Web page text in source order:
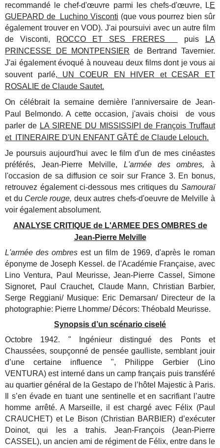
recommandé le chef-d'œuvre parmi les chefs-d'œuvre, LE
GUEPARD de Luchino Visconti (que vous pourrez bien sûr
également trouver en VOD). J'ai poursuivi avec un autre film
de Visconti,
ROCCO ET SES FRERES puis
LA
PRINCESSE DE MONTPENSIER de Bertrand Tavernier.
J'ai également évoqué à nouveau deux films dont je vous ai
souvent parlé, UN COEUR EN HIVER et CESAR ET
ROSALIE de Claude Sautet.
On célébrait la semaine dernière
l'anniversaire de Jean-
Paul Belmondo. A cette occasion, j'avais choisi de vous
parler de LA SIRENE DU MISSISSIPI de François Truffaut
et ITINERAIRE D'UN ENFANT GÂTÉ de Claude Lelouch.
Je poursuis aujourd'hui avec le film d'un de mes cinéastes
préférés, Jean-Pierre Melville, L'armée des ombres, à
l'occasion de sa diffusion ce soir sur France 3. En bonus,
retrouvez également ci-dessous mes critiques du Samouraï
et du Cercle rouge, deux autres chefs-d'oeuvre de Melville à
voir également absolument.
ANALYSE CRITIQUE de L'ARMEE DES OMBRES de
Jean-Pierre Melville
L'armée des ombres est un film de 1969, d'après le roman
éponyme de Joseph Kessel. de l'Académie Française, avec
Lino Ventura, Paul Meurisse, Jean-Pierre Cassel, Simone
Signoret, Paul Crauchet, Claude Mann, Christian Barbier,
Serge Reggiani/ Musique: Eric Demarsan/ Directeur de la
photographie: Pierre Lhomme/ Décors: Théobald Meurisse.
Synopsis d’un scénario ciselé
Octobre 1942. " Ingénieur distingué des Ponts et
Chaussées, soupçonné de pensée gaulliste, semblant jouir
d’une certaine influence ", Philippe Gerbier (Lino
VENTURA) est interné dans un camp français puis transféré
au quartier général de la Gestapo de l’hôtel Majestic à Paris.
Il s’en évade en tuant une sentinelle et en sacrifiant l’autre
homme arrêté. A Marseille, il est chargé avec Félix (Paul
CRAUCHET) et Le Bison (Christian BARBIER) d’exécuter
Doinot, qui les a trahis. Jean-François (Jean-Pierre
CASSEL), un ancien ami de régiment de Félix, entre dans le